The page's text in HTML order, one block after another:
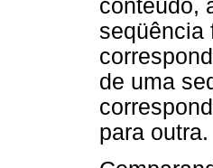
conteúdo,
seqüência
de uma
para outra.